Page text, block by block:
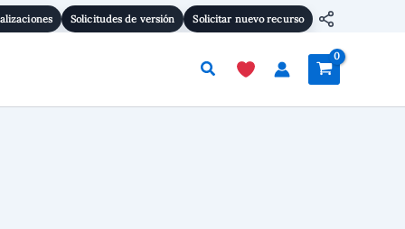
Solicitudes de versión Solicitar nuevo recurso
Buscar
Yoast
SEO